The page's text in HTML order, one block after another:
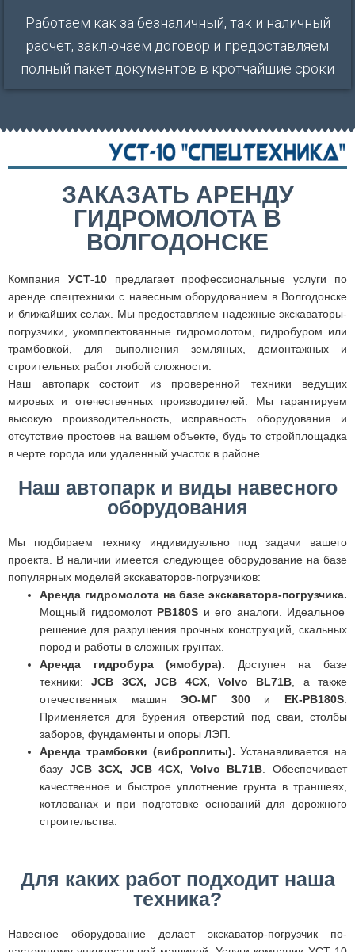
Работаем как за безналичный, так и наличный
расчет, заключаем договор и предоставляем
полный пакет документов в кротчайшие сроки
ЗАКАЗАТЬ АРЕНДУ
ГИДРОМОЛОТА В
ВОЛГОДОНСКЕ
Компания УСТ-10предлагает профессиональные услуги по
аренде спецтехники с навесным оборудованием в Волгодонске
и ближайших селах. Мы предоставляем надежные экскаваторы-
погрузчики, укомплектованные гидромолотом, гидробуром или
трамбовкой, для выполнения земляных, демонтажных и
строительных работ любой сложности.
Наш автопарк состоит из проверенной техники ведущих
мировых и отечественных производителей. Мы гарантируем
высокую производительность, исправность оборудования и
отсутствие простоев на вашем объекте, будь то стройплощадка
в черте города или удаленный участок в районе.
Наш автопарк и виды навесного
оборудования
Мы подбираем технику индивидуально под задачи вашего
проекта. В наличии имеется следующее оборудование на базе
популярных моделей экскаваторов-погрузчиков:
Аренда гидромолота на базе экскаватора-погрузчика.
Мощный гидромолот PB180S и его аналоги. Идеальное
решение для разрушения прочных конструкций, скальных
пород и работы в сложных грунтах.
Аренда гидробура (ямобура). Доступен на базе
техники:JCB 3CX, JCB 4CX, Volvo BL71B , а также
отечественных машинЭО-МГ 300и ЕК-РВ180S
Применяется для бурения отверстий под сваи, столбы
заборов, фундаменты и опоры ЛЭП.
Аренда трамбовки (виброплиты). Устанавливается на
базу JCB 3CX, JCB 4CX, Volvo BL71B . Обеспечивает
качественное и быстрое уплотнение грунта в траншеях,
котлованах и при подготовке оснований для дорожного
строительства.
Для каких работ подходит наша
техника?
Навесное оборудование делает экскаватор-погрузчик по-